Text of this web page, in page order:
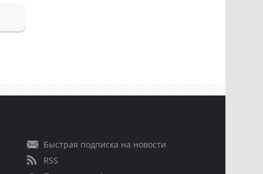
Быстрая подписка на новости
RSS